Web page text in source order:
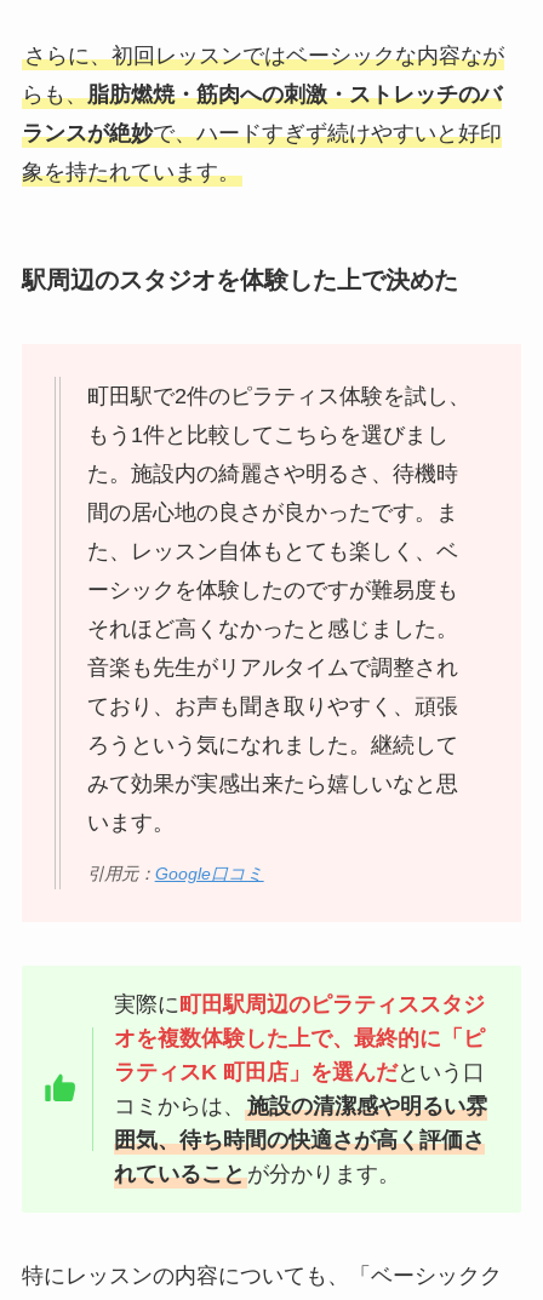
さらに、初回レッスンではベーシックな内容なが
らも、脂肪燃焼・筋肉への刺激・ストレッチのバ
ランスが絶妙で、ハードすぎず続けやすいと好印
象を持たれています。
駅周辺のスタジオを体験した上で決めた
町田駅で2件のピラティス体験を試し、
もう1件と比較してこちらを選びまし
た。施設内の綺麗さや明るさ、待機時
間の居心地の良さが良かったです。ま
た、レッスン自体もとても楽しく、ベ
ーシックを体験したのですが難易度も
それほど高くなかったと感じました。
音楽も先生がリアルタイムで調整され
ており、お声も聞き取りやすく、頑張
ろうという気になれました。継続して
みて効果が実感出来たら嬉しいなと思
います。
引用元： Google口コミ
実際に町田駅周辺のピラティススタジ
オを複数体験した上で、最終的に「ピ
ラティスK 町田店」を選んだという口
コミからは、施設の清潔感や明るい雰
囲気、待ち時間の快適さが高く評価さ
れていることが分かります。
特にレッスンの内容についても、「ベーシックク